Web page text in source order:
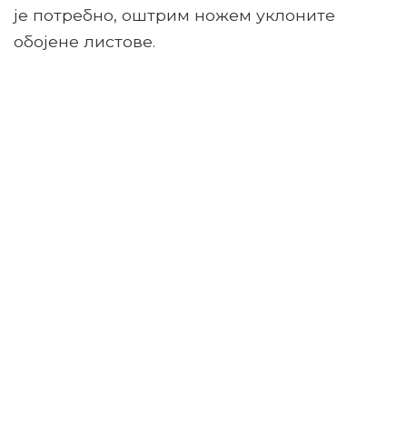
је потребно, оштрим ножем уклоните
обојене листове.